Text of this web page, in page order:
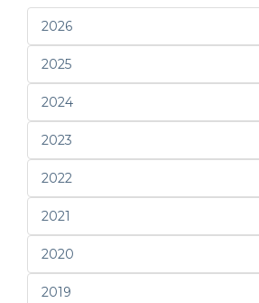
2026
2025
2024
2023
2022
2021
2020
2019